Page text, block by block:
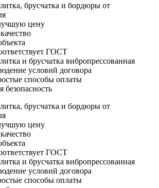
брусчатка и бордюры от
цену
ГОСТ
и брусчатка вибропрессованная
условий договора
способы оплаты
безопасность
брусчатка и бордюры от
цену
ГОСТ
и брусчатка вибропрессованная
условий договора
способы оплаты